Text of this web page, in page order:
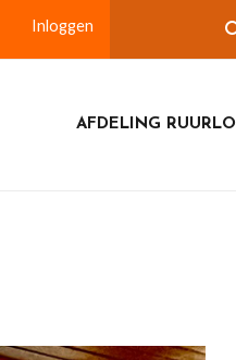
Inloggen
AFDELING RUURLO